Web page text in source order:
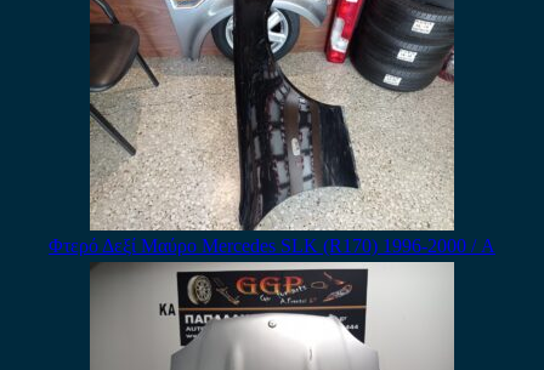
Φτερό Δεξί Μαύρο Mercedes SLK (R170) 1996-2000 / Α